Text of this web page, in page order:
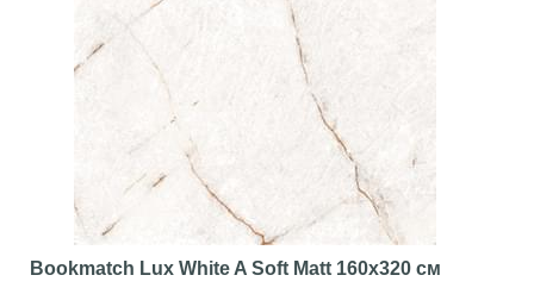
Bookmatch Lux White A Soft Matt 160x320 см